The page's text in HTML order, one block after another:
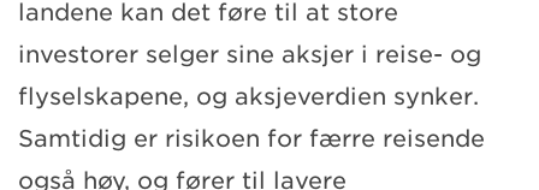
landene kan det føre til at store
investorer selger sine aksjer i reise- og
flyselskapene, og aksjeverdien synker.
Samtidig er risikoen for færre reisende
også høy, og fører til lavere